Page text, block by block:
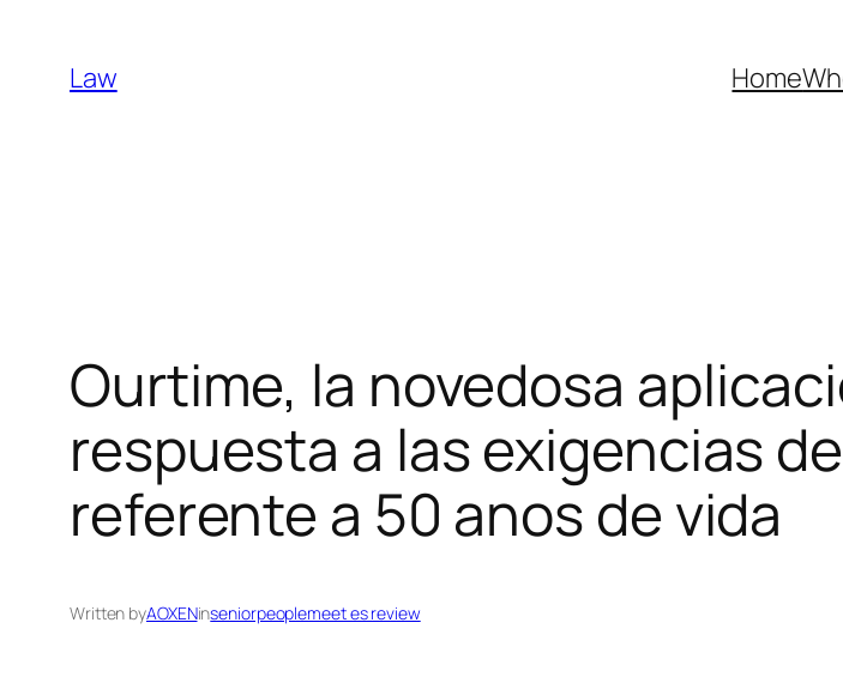
content
Law Home
Ourtime, la novedosa
respuesta a las exigencias
referente a 50 anos de vida
Written byAOXENinseniorpeoplemeet es review